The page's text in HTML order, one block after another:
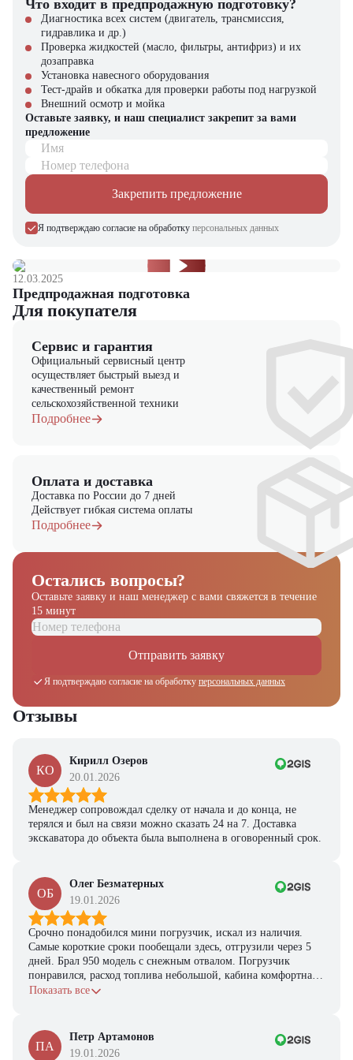
складской техники, навесного оборудования и запчастей.
Что входит в предпродажную подготовку?
Диагностика всех систем (двигатель, трансмиссия,
гидравлика и др.)
Проверка жидкостей (масло, фильтры, антифриз) и их
дозаправка
Установка навесного оборудования
Тест-драйв и обкатка для проверки работы под нагрузкой
Внешний осмотр и мойка
Оставьте заявку, и наш специалист закрепит за вами
предложение
Имя
Номер телефона
Закрепить предложение
Я подтверждаю согласие на обработку персональных данных
12.03.2025
Предпродажная подготовка
Для покупателя
Сервис и гарантия
Официальный сервисный центр
осуществляет быстрый выезд и
качественный ремонт
сельскохозяйственной техники
Подробнее
Оплата и доставка
Доставка по России до 7 дней
Действует гибкая система оплаты
Подробнее
Остались вопросы?
Оставьте заявку и наш менеджер с вами свяжется в течение
15 минут
Отправить заявку
Я подтверждаю согласие на обработку персональных данных
Отзывы
КО
Кирилл Озеров
20.01.2026
Менеджер сопровождал сделку от начала и до конца, не
терялся и был на связи можно сказать 24 на 7. Доставка
экскаватора до объекта была выполнена в оговоренный срок.
ОБ
Олег Безматерных
19.01.2026
Срочно понадобился мини погрузчик, искал из наличия.
Самые короткие сроки пообещали здесь, отгрузили через 5
дней. Брал 950 модель с снежным отвалом. Погрузчик
понравился, расход топлива небольшой, кабина комфортная,
с задачами справляется.
Показать все
ПА
Петр Артамонов
19.01.2026